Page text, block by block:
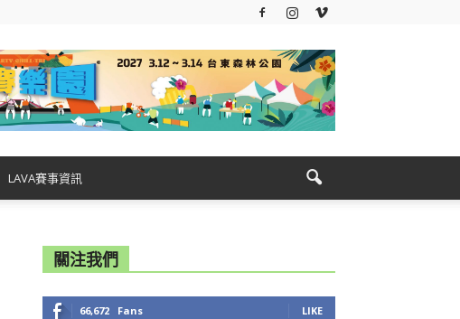
LAVA賽事資訊
關注我們
66,672 Fans LIKE